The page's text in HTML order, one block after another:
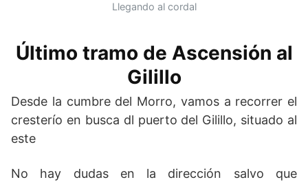
Llegando al cordal
Último tramo de Ascensión al
Gilillo
Desde la cumbre del Morro, vamos a recorrer el
cresterío en busca dl puerto del Gilillo, situado al
este
No hay dudas en la dirección salvo que